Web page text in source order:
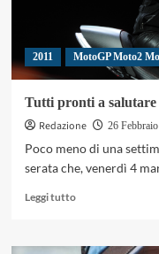
2011 MotoGP Moto2
Tutti pronti a salutare
Redazione
26
Poco meno di una
serata che, venerdì 4
Leggi tuttoLeggi
su